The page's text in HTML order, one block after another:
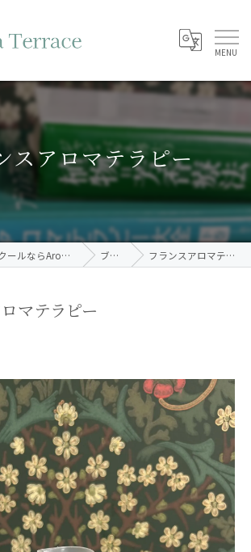
スアロマテラピー
熊本のアロマスクールならAroma Terrace ブログ フランスアロマテラピー
マテラピー